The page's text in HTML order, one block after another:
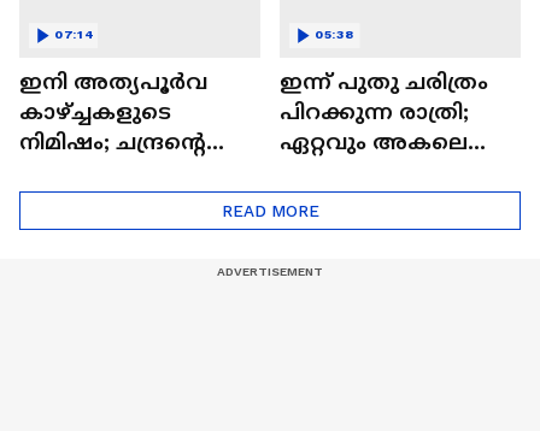
ഇനി അത്യപൂര്‍വ
കാഴ്ച്ചകളുടെ
നിമിഷം; ചന്ദ്രന്റെ
ഒറിയോണിന്റെ യാത്ര
ആരംഭിച്ചു
07:14
ഇന്ന് പുതു ചരിത്രം
പിറക്കുന്ന രാത്രി;
ഏറ്റവും അകലെ
05:38
READ MORE